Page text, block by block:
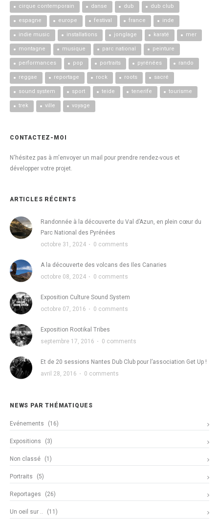
cirque contemporain danse dub dub club
espagne europe festival france inde
indie music installations jonglage karaté mer
montagne musique parc national peinture
performances pop portraits pyrénées rando
reggae reportage rock roots sacré
sound system sport teide tenerife tourisme
trek ville voyage
CONTACTEZ-MOI
N'hésitez pas à m'envoyer un mail pour prendre rendez-vous et
développer votre projet.
ARTICLES RÉCENTS
Randonnée à la découverte du Val d’Azun, en plein cœur du
Parc National des Pyrénées
octobre 31, 2024 · 0 comments
A la découverte des volcans des Iles Canaries
octobre 08, 2024 · 0 comments
Exposition Culture Sound System
octobre 07, 2016 · 0 comments
Exposition Rootikal Tribes
septembre 17, 2016 · 0 comments
Et de 20 sessions Nantes Dub Club pour l’association Get Up !
avril 28, 2016 · 0 comments
NEWS PAR THÉMATIQUES
Evénements (16)
Expositions (3)
Non classé (1)
Portraits (5)
Reportages (26)
Un oeil sur .. (11)